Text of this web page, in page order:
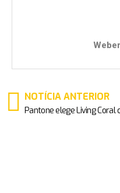
NOTÍCIA ANTERIOR